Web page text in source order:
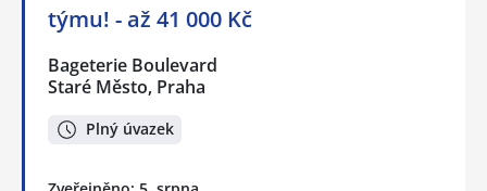
týmu! - až 41 000 Kč
Bageterie Boulevard
Staré Město, Praha
Plný úvazek